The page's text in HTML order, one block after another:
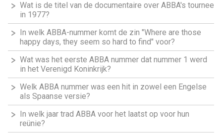
Wat is de titel van de documentaire over ABBA's tournee
in 1977?
In welk ABBA-nummer komt de zin "Where are those
happy days, they seem so hard to find" voor?
Wat was het eerste ABBA nummer dat nummer 1 werd
in het Verenigd Koninkrijk?
Welk ABBA nummer was een hit in zowel een Engelse
als Spaanse versie?
In welk jaar trad ABBA voor het laatst op voor hun
reünie?